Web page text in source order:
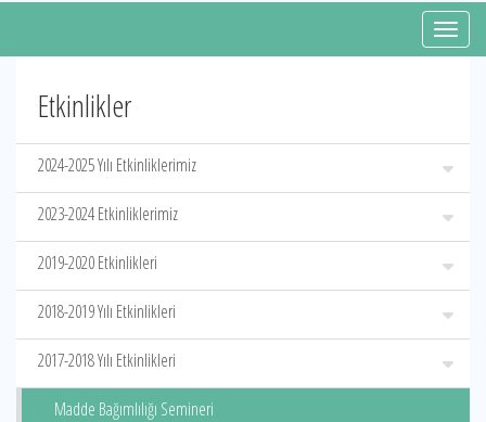
Etkinlikler
2024-2025 Yılı Etkinliklerimiz
2023-2024 Etkinliklerimiz
2019-2020 Etkinlikleri
2018-2019 Yılı Etkinlikleri
2017-2018 Yılı Etkinlikleri
Madde Bağımlılığı Semineri